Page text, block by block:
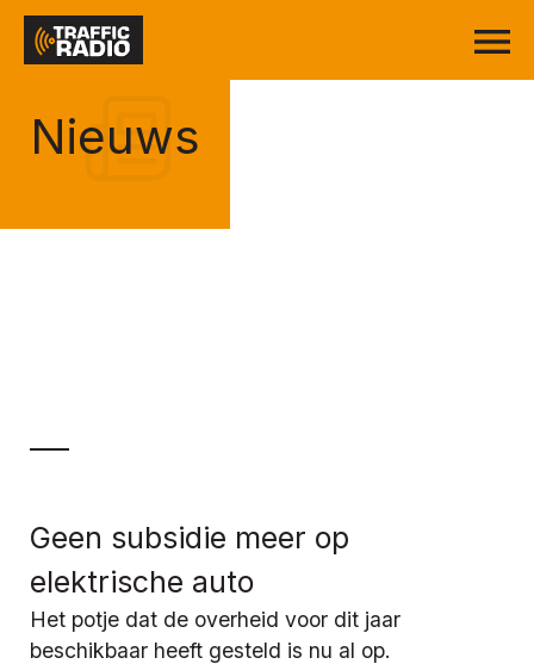
Nieuws
Geen subsidie meer op
elektrische auto
Het potje dat de overheid voor dit jaar
beschikbaar heeft gesteld is nu al op.